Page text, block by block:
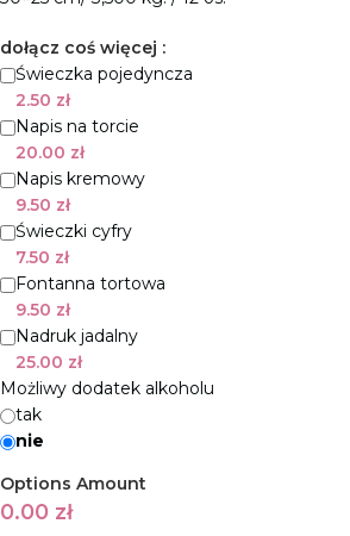
dołącz coś więcej :
Świeczka pojedyncza
2.50 zł
Napis na torcie
20.00 zł
Napis kremowy
9.50 zł
Świeczki cyfry
7.50 zł
Fontanna tortowa
9.50 zł
Nadruk jadalny
25.00 zł
Możliwy dodatek alkoholu
tak
nie
Options Amount
0.00 zł